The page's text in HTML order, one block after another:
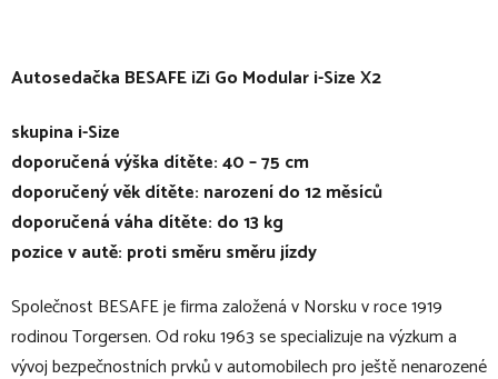
Autosedačka BESAFE iZi Go Modular i-Size X2
skupina i-Size
doporučená výška dítěte: 40 – 75 cm
doporučený věk dítěte: narození do 12 měsíců
doporučená váha dítěte: do 13 kg
pozice v autě: proti směru směru jízdy
Společnost BESAFE je firma založená v Norsku v roce 1919
rodinou Torgersen. Od roku 1963 se specializuje na výzkum a
vývoj bezpečnostních prvků v automobilech pro ještě nenarozené